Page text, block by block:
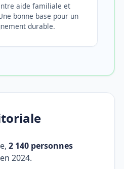
aide familiale et
bonne base pour un
durable.
2 140 personnes
2024.